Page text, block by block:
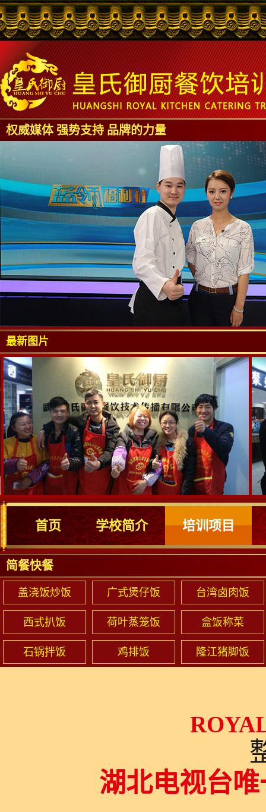
权威媒体 强势支持 品牌的力量
最新图片
首页 学校简介 培训项目
简餐快餐
盖浇饭炒饭 广式煲仔饭 台湾卤肉饭
西式扒饭 荷叶蒸笼饭 盒饭称菜
石锅拌饭 鸡排饭 隆江猪脚饭
湖北电视台